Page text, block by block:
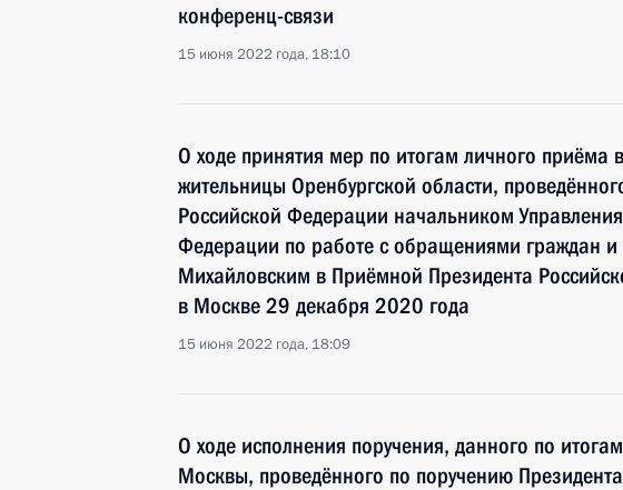
конференц-связи
15 июня 2022 года, 18:10
О ходе принятия мер по итогам личного приёма
жительницы Оренбургской области,
Российской Федерации начальником
Федерации по работе с обращениями граждан
Михайловским в Приёмной Президента
в Москве 29 декабря 2020 года
15 июня 2022 года, 18:09
О ходе исполнения поручения, данного по
Москвы, проведённого по поручению